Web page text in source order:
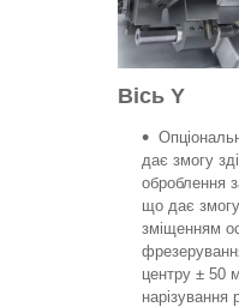
Вісь Y
дає змогу
оброблення
що дає змогу
зміщенням
центру ± 50
нарізування